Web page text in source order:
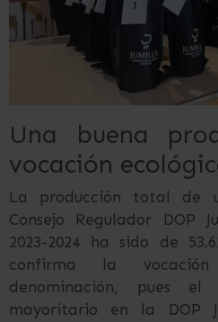
Una buena
vocación
La producción total de
Consejo Regulador DOP
2023-2024 ha sido de
confirma la
denominación, pues el
mayoritario en la DOP